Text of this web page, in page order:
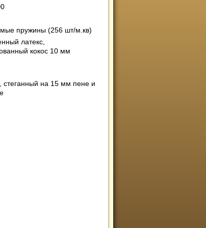
пружины (256 шт/м.кв)
латекс,
кокос 10 мм
стеганный на 15 мм пене и